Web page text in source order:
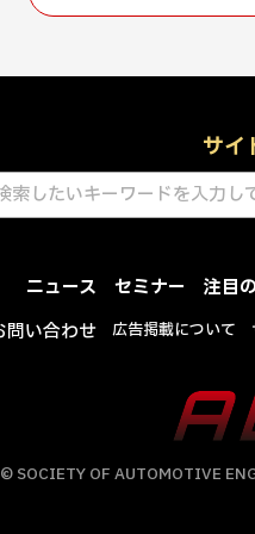
サイ
ニュース セミナー 注目
問い合わせ
広告掲載について
SOCIETY OF AUTOMOTIVE